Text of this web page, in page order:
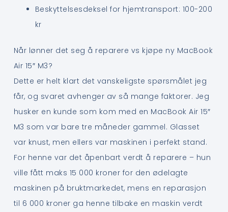
Beskyttelsesdeksel for hjemtransport: 100-200
kr
Når lønner det seg å reparere vs kjøpe ny MacBook
Air 15″ M3?
Dette er helt klart det vanskeligste spørsmålet jeg
får, og svaret avhenger av så mange faktorer. Jeg
husker en kunde som kom med en MacBook Air 15″
M3 som var bare tre måneder gammel. Glasset
var knust, men ellers var maskinen i perfekt stand.
For henne var det åpenbart verdt å reparere – hun
ville fått maks 15 000 kroner for den ødelagte
maskinen på bruktmarkedet, mens en reparasjon
til 6 000 kroner ga henne tilbake en maskin verdt